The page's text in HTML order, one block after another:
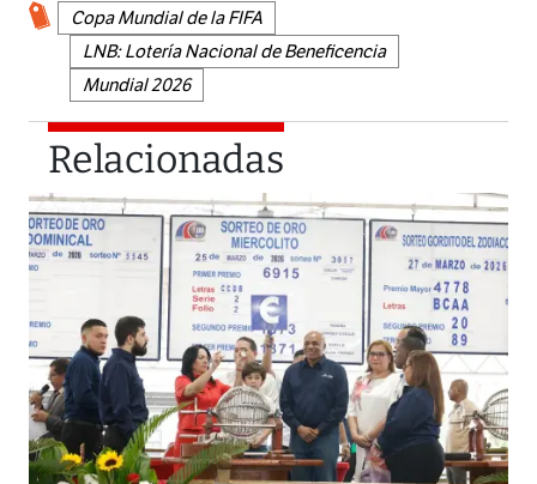
Copa Mundial de la FIFA
LNB: Lotería Nacional de Beneficencia
Mundial 2026
Relacionadas